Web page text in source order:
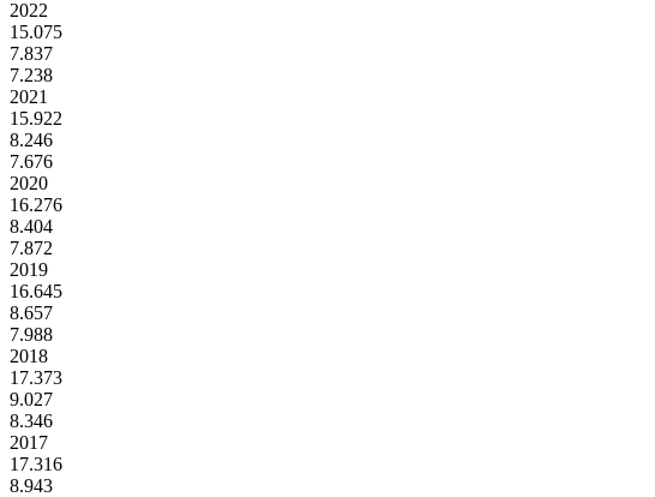
2022
15.075
7.837
7.238
2021
15.922
8.246
7.676
2020
16.276
8.404
7.872
2019
16.645
8.657
7.988
2018
17.373
9.027
8.346
2017
17.316
8.943